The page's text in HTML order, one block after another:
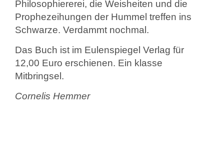
Philosophiererei, die Weisheiten und die
Prophezeihungen der Hummel treffen ins
Schwarze. Verdammt nochmal.
Das Buch ist im Eulenspiegel Verlag für
12,00 Euro erschienen. Ein klasse
Mitbringsel.
Cornelis Hemmer